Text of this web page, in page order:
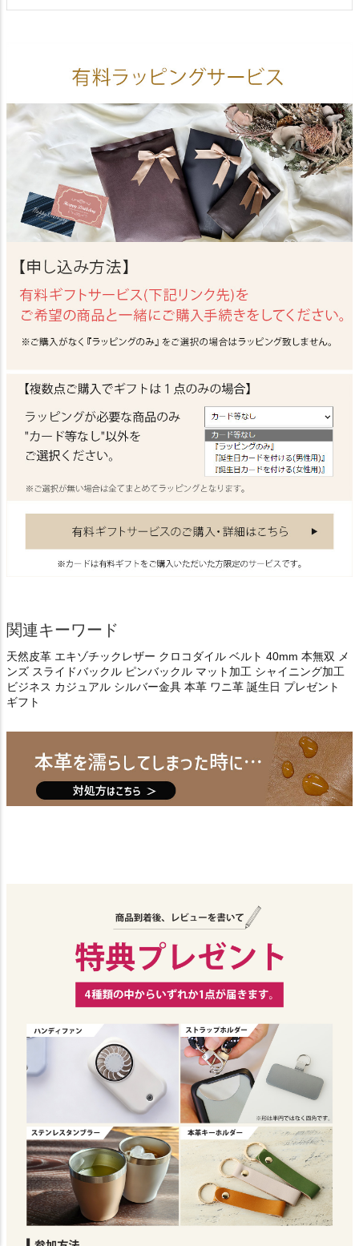
関連キーワード
天然皮革 エキゾチックレザー クロコダイル ベルト 40mm 本無双 メ
ンズ スライドバックル ピンバックル マット加工 シャイニング加工
ビジネス カジュアル シルバー金具 本革 ワニ革 誕生日 プレゼント
ギフト